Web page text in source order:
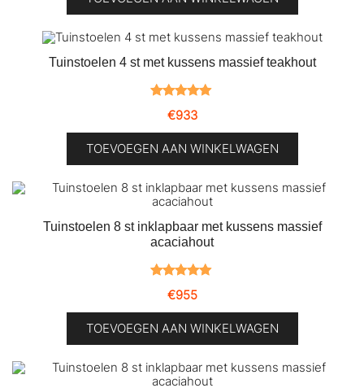
op
klantbeoordeling
Tuinstoelen 4 st met kussens massief teakhout
gebaseerd
op
klantbeoordeling
€933
TOEVOEGEN AAN WINKELWAGEN
Tuinstoelen 8 st inklapbaar met kussens massief
acaciahout
gebaseerd
op
klantbeoordeling
€955
TOEVOEGEN AAN WINKELWAGEN